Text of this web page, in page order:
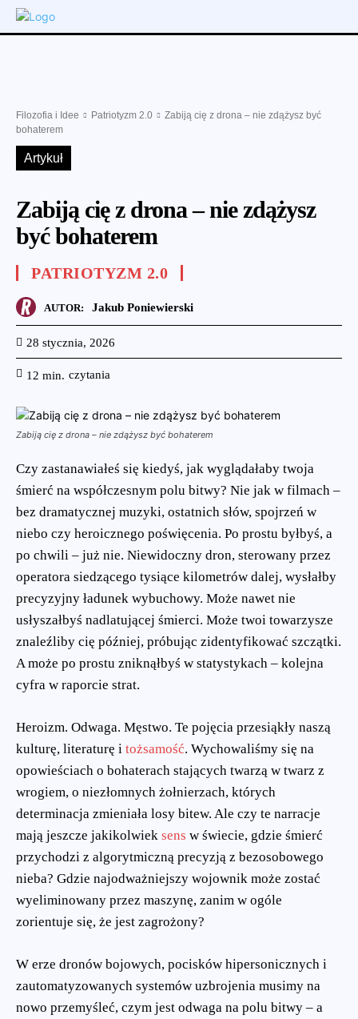
Filozofia i Idee Patriotyzm 2.0
Zabiją cię z drona – nie zdążysz być
bohaterem
Artykuł
Zabiją cię z drona – nie zdążysz
być bohaterem
PATRIOTYZM 2.0
AUTOR: Jakub Poniewierski
28 stycznia, 2026
12 min. czytania
Zabiją cię z drona – nie zdążysz być bohaterem
Czy zastanawiałeś się kiedyś, jak wyglądałaby twoja
śmierć na współczesnym polu bitwy? Nie jak w filmach –
bez dramatycznej muzyki, ostatnich słów, spojrzeń w
niebo czy heroicznego poświęcenia. Po prostu byłbyś, a
po chwili – już nie. Niewidoczny dron, sterowany przez
operatora siedzącego tysiące kilometrów dalej, wysłałby
precyzyjny ładunek wybuchowy. Może nawet nie
usłyszałbyś nadlatującej śmierci. Może twoi towarzysze
znaleźliby cię później, próbując zidentyfikować szczątki.
A może po prostu zniknąłbyś w statystykach – kolejna
cyfra w raporcie strat.
Heroizm. Odwaga. Męstwo. Te pojęcia przesiąkły naszą
kulturę, literaturę i tożsamość. Wychowaliśmy się na
opowieściach o bohaterach stających twarzą w twarz z
wrogiem, o niezłomnych żołnierzach, których
determinacja zmieniała losy bitew. Ale czy te narracje
mają jeszcze jakikolwiek sens w świecie, gdzie śmierć
przychodzi z algorytmiczną precyzją z bezosobowego
nieba? Gdzie najodważniejszy wojownik może zostać
wyeliminowany przez maszynę, zanim w ogóle
zorientuje się, że jest zagrożony?
W erze dronów bojowych, pocisków hipersonicznych i
zautomatyzowanych systemów uzbrojenia musimy na
nowo przemyśleć, czym jest odwaga na polu bitwy – a